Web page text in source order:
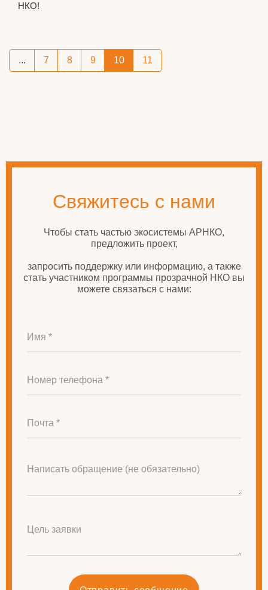
НКО!
... 7 8 9 10 11
Свяжитесь с нами
Чтобы стать частью экосистемы АРНКО,
предложить проект,
запросить поддержку или информацию, а также
стать участником программы прозрачной НКО вы
можете связаться с нами:
Имя *
Номер телефона *
Почта *
Написать обращение (не обязательно)
Цель заявки